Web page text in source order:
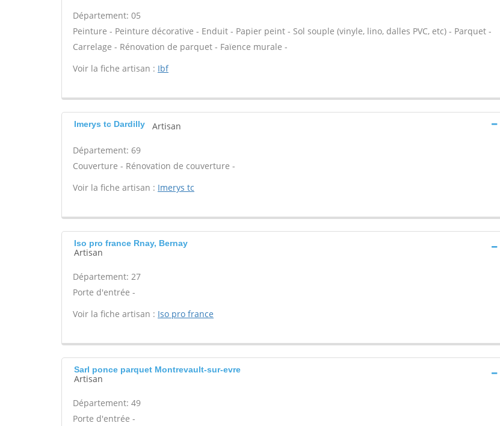
Département: 05
Peinture - Peinture décorative - Enduit - Papier peint - Sol souple (vinyle, lino, dalles PVC, etc) - Parquet -
Carrelage - Rénovation de parquet - Faïence murale -
Voir la fiche artisan : Ibf
Imerys tc Dardilly Artisan
Département: 69
Couverture - Rénovation de couverture -
Voir la fiche artisan : Imerys tc
Iso pro france Rnay, Bernay
Artisan
Département: 27
Porte d'entrée -
Voir la fiche artisan : Iso pro france
Sarl ponce parquet Montrevault-sur-evre
Artisan
Département: 49
Porte d'entrée -